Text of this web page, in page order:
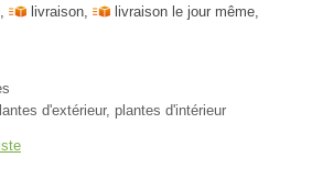
, livraison, livraison le jour même,
d'extérieur, plantes d'intérieur